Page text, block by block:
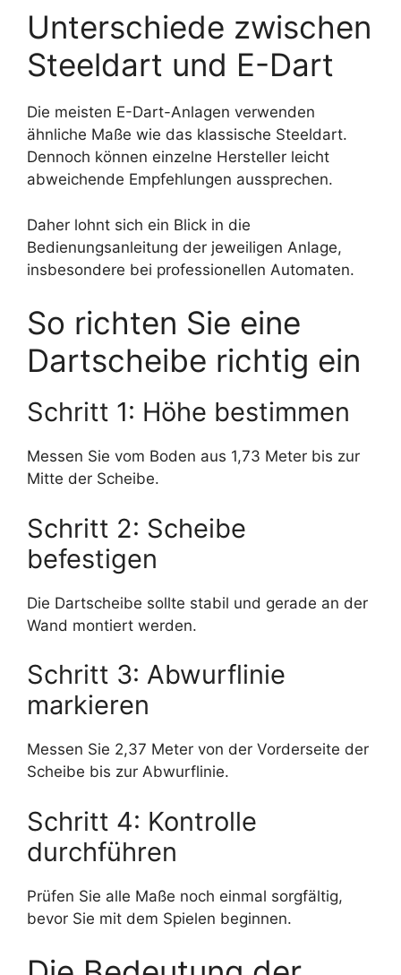
Unterschiede zwischen
Steeldart und E-Dart
Die meisten E-Dart-Anlagen verwenden
ähnliche Maße wie das klassische Steeldart.
Dennoch können einzelne Hersteller leicht
abweichende Empfehlungen aussprechen.
Daher lohnt sich ein Blick in die
Bedienungsanleitung der jeweiligen Anlage,
insbesondere bei professionellen Automaten.
So richten Sie eine
Dartscheibe richtig ein
Schritt 1: Höhe bestimmen
Messen Sie vom Boden aus 1,73 Meter bis zur
Mitte der Scheibe.
Schritt 2: Scheibe
befestigen
Die Dartscheibe sollte stabil und gerade an der
Wand montiert werden.
Schritt 3: Abwurflinie
markieren
Messen Sie 2,37 Meter von der Vorderseite der
Scheibe bis zur Abwurflinie.
Schritt 4: Kontrolle
durchführen
Prüfen Sie alle Maße noch einmal sorgfältig,
bevor Sie mit dem Spielen beginnen.